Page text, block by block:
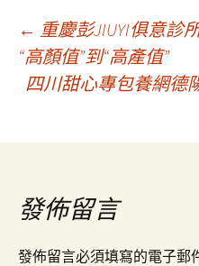
文
章
導
覽
← 重慶彭JIUYI俱意診
“高顏值”到“高產值”
四川甜心專包養網德
發佈留言
發佈留言必須填寫的電子郵